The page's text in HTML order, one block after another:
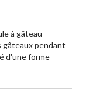
à gâteau
gâteaux pendant
d'une forme